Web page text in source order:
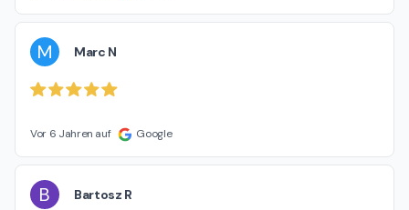
M Marc N
Vor 6 Jahren auf Google
B Bartosz R